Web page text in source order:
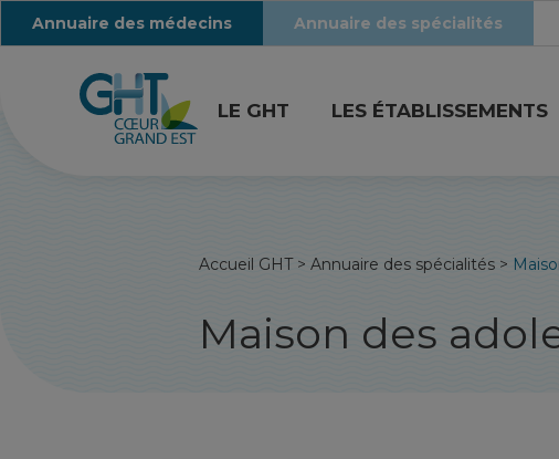
Annuaire des médecins Annuaire des spécialités
LE GHT LES ÉTABLISSEMENTS
Accueil GHT> Annuaire des spécialités >
Maison des